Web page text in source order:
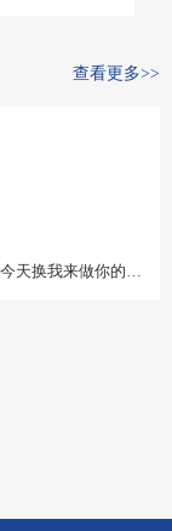
查看更多>>